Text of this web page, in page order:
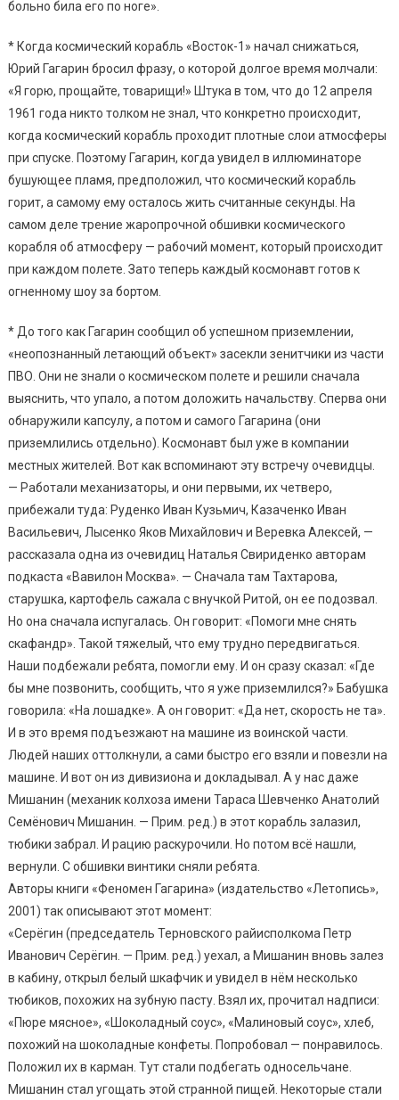
больно била его по ноге».
* Когда космический корабль «Восток-1» начал снижаться,
Юрий Гагарин бросил фразу, о которой долгое время молчали:
«Я горю, прощайте, товарищи!» Штука в том, что до 12 апреля
1961 года никто толком не знал, что конкретно происходит,
когда космический корабль проходит плотные слои атмосферы
при спуске. Поэтому Гагарин, когда увидел в иллюминаторе
бушующее пламя, предположил, что космический корабль
горит, а самому ему осталось жить считанные секунды. На
самом деле трение жаропрочной обшивки космического
корабля об атмосферу — рабочий момент, который происходит
при каждом полете. Зато теперь каждый космонавт готов к
огненному шоу за бортом.
* До того как Гагарин сообщил об успешном приземлении,
«неопознанный летающий объект» засекли зенитчики из части
ПВО. Они не знали о космическом полете и решили сначала
выяснить, что упало, а потом доложить начальству. Сперва они
обнаружили капсулу, а потом и самого Гагарина (они
приземлились отдельно). Космонавт был уже в компании
местных жителей. Вот как вспоминают эту встречу очевидцы.
— Работали механизаторы, и они первыми, их четверо,
прибежали туда: Руденко Иван Кузьмич, Казаченко Иван
Васильевич, Лысенко Яков Михайлович и Веревка Алексей, —
рассказала одна из очевидиц Наталья Свириденко авторам
подкаста «Вавилон Москва». — Сначала там Тахтарова,
старушка, картофель сажала с внучкой Ритой, он ее подозвал.
Но она сначала испугалась. Он говорит: «Помоги мне снять
скафандр». Такой тяжелый, что ему трудно передвигаться.
Наши подбежали ребята, помогли ему. И он сразу сказал: «Где
бы мне позвонить, сообщить, что я уже приземлился?» Бабушка
говорила: «На лошадке». А он говорит: «Да нет, скорость не та».
И в это время подъезжают на машине из воинской части.
Людей наших оттолкнули, а сами быстро его взяли и повезли на
машине. И вот он из дивизиона и докладывал. А у нас даже
Мишанин (механик колхоза имени Тараса Шевченко Анатолий
Семёнович Мишанин. — Прим. ред.) в этот корабль залазил,
тюбики забрал. И рацию раскурочили. Но потом всё нашли,
вернули. С обшивки винтики сняли ребята.
Авторы книги «Феномен Гагарина» (издательство «Летопись»,
2001) так описывают этот момент:
«Серёгин (председатель Терновского райисполкома Петр
Иванович Серёгин. — Прим. ред.) уехал, а Мишанин вновь залез
в кабину, открыл белый шкафчик и увидел в нём несколько
тюбиков, похожих на зубную пасту. Взял их, прочитал надписи:
«Пюре мясное», «Шоколадный соус», «Малиновый соус», хлеб,
похожий на шоколадные конфеты. Попробовал — понравилось.
Положил их в карман. Тут стали подбегать односельчане.
Мишанин стал угощать этой странной пищей. Некоторые стали